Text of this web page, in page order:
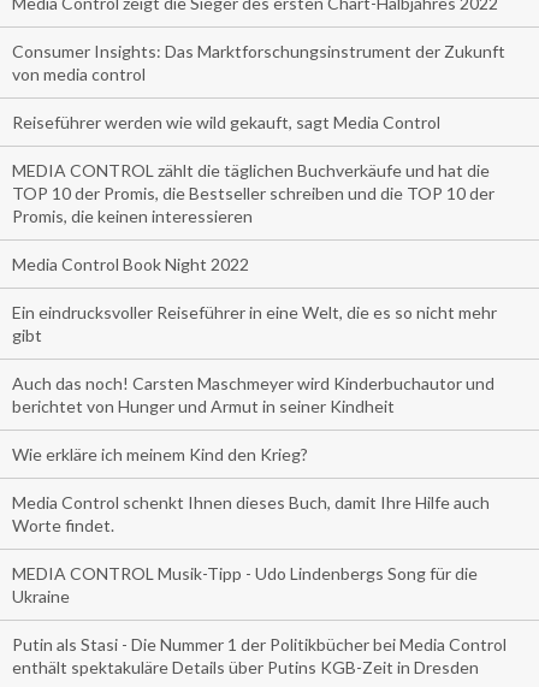
Consumer Insights: Das Marktforschungsinstrument der Zukunft
von media control
Reiseführer werden wie wild gekauft, sagt Media Control
MEDIA CONTROL zählt die täglichen Buchverkäufe und hat die
TOP 10 der Promis, die Bestseller schreiben und die TOP 10 der
Promis, die keinen interessieren
Media Control Book Night 2022
Ein eindrucksvoller Reiseführer in eine Welt, die es so nicht mehr
gibt
Auch das noch! Carsten Maschmeyer wird Kinderbuchautor und
berichtet von Hunger und Armut in seiner Kindheit
Wie erkläre ich meinem Kind den Krieg?
Media Control schenkt Ihnen dieses Buch, damit Ihre Hilfe auch
Worte findet.
MEDIA CONTROL Musik-Tipp - Udo Lindenbergs Song für die
Ukraine
Putin als Stasi - Die Nummer 1 der Politikbücher bei Media Control
enthält spektakuläre Details über Putins KGB-Zeit in Dresden